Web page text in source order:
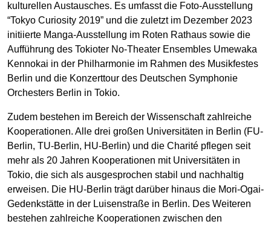
kulturellen Austausches. Es umfasst die Foto-Ausstellung
“Tokyo Curiosity 2019” und die zuletzt im Dezember 2023
initiierte Manga-Ausstellung im Roten Rathaus sowie die
Aufführung des Tokioter No-Theater Ensembles Umewaka
Kennokai in der Philharmonie im Rahmen des Musikfestes
Berlin und die Konzerttour des Deutschen Symphonie
Orchesters Berlin in Tokio.
Zudem bestehen im Bereich der Wissenschaft zahlreiche
Kooperationen. Alle drei großen Universitäten in Berlin (FU-
Berlin, TU-Berlin, HU-Berlin) und die Charité pflegen seit
mehr als 20 Jahren Kooperationen mit Universitäten in
Tokio, die sich als ausgesprochen stabil und nachhaltig
erweisen. Die HU-Berlin trägt darüber hinaus die Mori-Ogai-
Gedenkstätte in der Luisenstraße in Berlin. Des Weiteren
bestehen zahlreiche Kooperationen zwischen den